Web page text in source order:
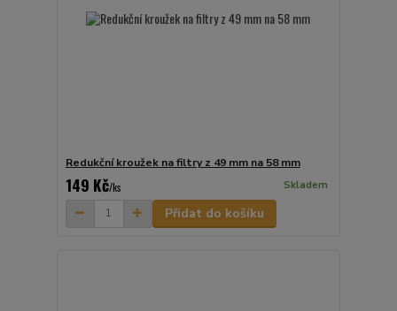
Redukční kroužek na filtry z 49 mm na 58 mm
149 Kč/ks Skladem
Přidat do košíku